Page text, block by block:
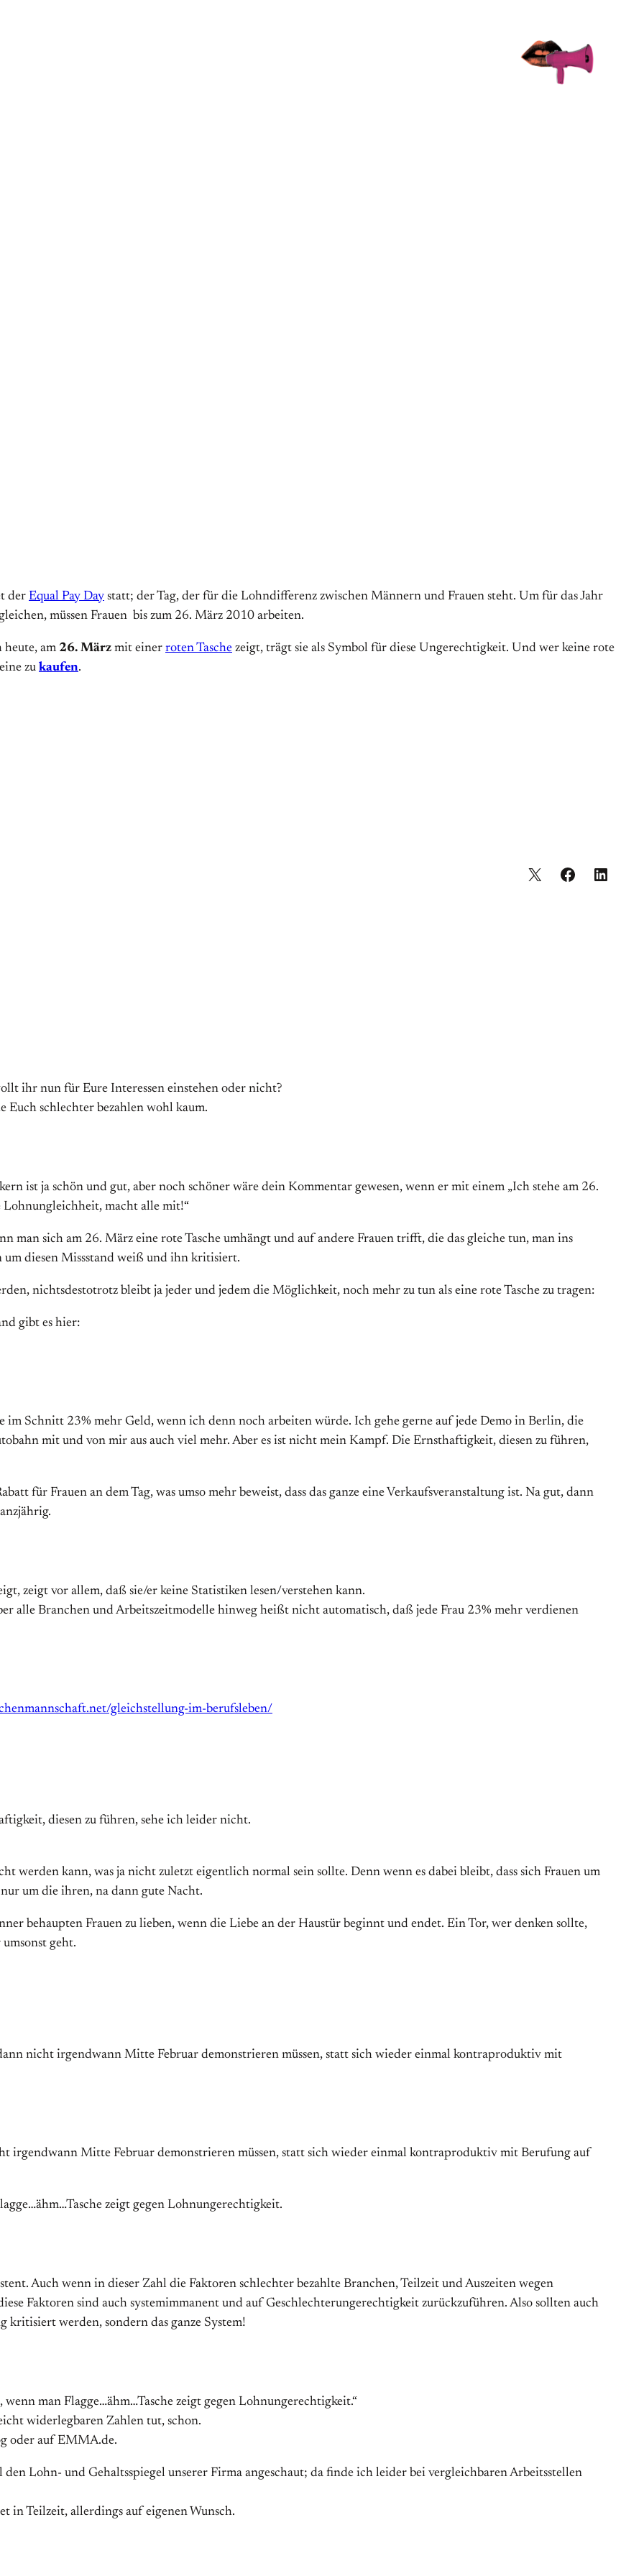
der Equal Pay Day statt; der Tag, der für die Lohndifferenz zwischen Männern und Frauen steht. Um für das Jahr
müssen Frauen bis zum 26. März 2010 arbeiten.
heute, am 26. März mit einer roten Tasche zeigt, trägt sie als Symbol für diese Ungerechtigkeit. Und wer keine rote
zu kaufen.
ihr nun für Eure Interessen einstehen oder nicht?
Euch schlechter bezahlen wohl kaum.
ist ja schön und gut, aber noch schöner wäre dein Kommentar gewesen, wenn er mit einem „Ich stehe am 26.
Lohnungleichheit, macht alle mit!“
man sich am 26. März eine rote Tasche umhängt und auf andere Frauen trifft, die das gleiche tun, man ins
um diesen Missstand weiß und ihn kritisiert.
nichtsdestotrotz bleibt ja jeder und jedem die Möglichkeit, noch mehr zu tun als eine rote Tasche zu tragen:
gibt es hier:
Schnitt 23% mehr Geld, wenn ich denn noch arbeiten würde. Ich gehe gerne auf jede Demo in Berlin, die
mit und von mir aus auch viel mehr. Aber es ist nicht mein Kampf. Die Ernsthaftigkeit, diesen zu führen,
für Frauen an dem Tag, was umso mehr beweist, dass das ganze eine Verkaufsveranstaltung ist. Na gut, dann
zeigt vor allem, daß sie/er keine Statistiken lesen/verstehen kann.
alle Branchen und Arbeitszeitmodelle hinweg heißt nicht automatisch, daß jede Frau 23% mehr verdienen
gleichstellung-im-berufsleben/
diesen zu führen, sehe ich leider nicht.
werden kann, was ja nicht zuletzt eigentlich normal sein sollte. Denn wenn es dabei bleibt, dass sich Frauen um
um die ihren, na dann gute Nacht.
behaupten Frauen zu lieben, wenn die Liebe an der Haustür beginnt und endet. Ein Tor, wer denken sollte,
geht.
nicht irgendwann Mitte Februar demonstrieren müssen, statt sich wieder einmal kontraproduktiv mit
irgendwann Mitte Februar demonstrieren müssen, statt sich wieder einmal kontraproduktiv mit Berufung auf
zeigt gegen Lohnungerechtigkeit.
Auch wenn in dieser Zahl die Faktoren schlechter bezahlte Branchen, Teilzeit und Auszeiten wegen
Faktoren sind auch systemimmanent und auf Geschlechterungerechtigkeit zurückzuführen. Also sollten auch
werden, sondern das ganze System!
man Flagge…ähm…Tasche zeigt gegen Lohnungerechtigkeit.“
widerlegbaren Zahlen tut, schon.
oder auf EMMA.de.
den Lohn- und Gehaltsspiegel unserer Firma angeschaut; da finde ich leider bei vergleichbaren Arbeitsstellen
in Teilzeit, allerdings auf eigenen Wunsch.